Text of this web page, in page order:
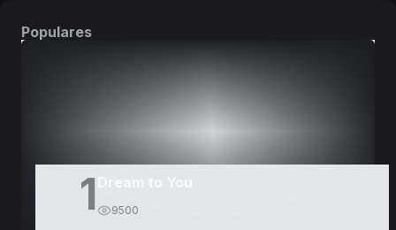
Populares
1 9500